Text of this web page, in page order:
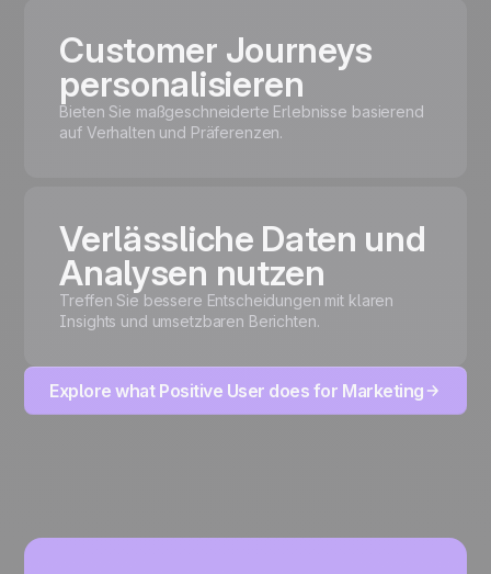
Customer Journeys
personalisieren
Bieten Sie maßgeschneiderte Erlebnisse basierend
auf Verhalten und Präferenzen.
Verlässliche Daten und
Analysen nutzen
Treffen Sie bessere Entscheidungen mit klaren
Insights und umsetzbaren Berichten.
Explore what Positive User does for Marketing